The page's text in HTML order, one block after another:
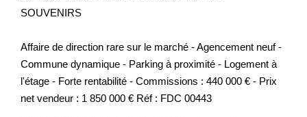
SOUVENIRS
Affaire de direction rare sur le marché - Agencement neuf -
Commune dynamique - Parking à proximité - Logement à
l'étage - Forte rentabilité - Commissions : 440 000 € - Prix
net vendeur : 1 850 000 € Réf : FDC 00443